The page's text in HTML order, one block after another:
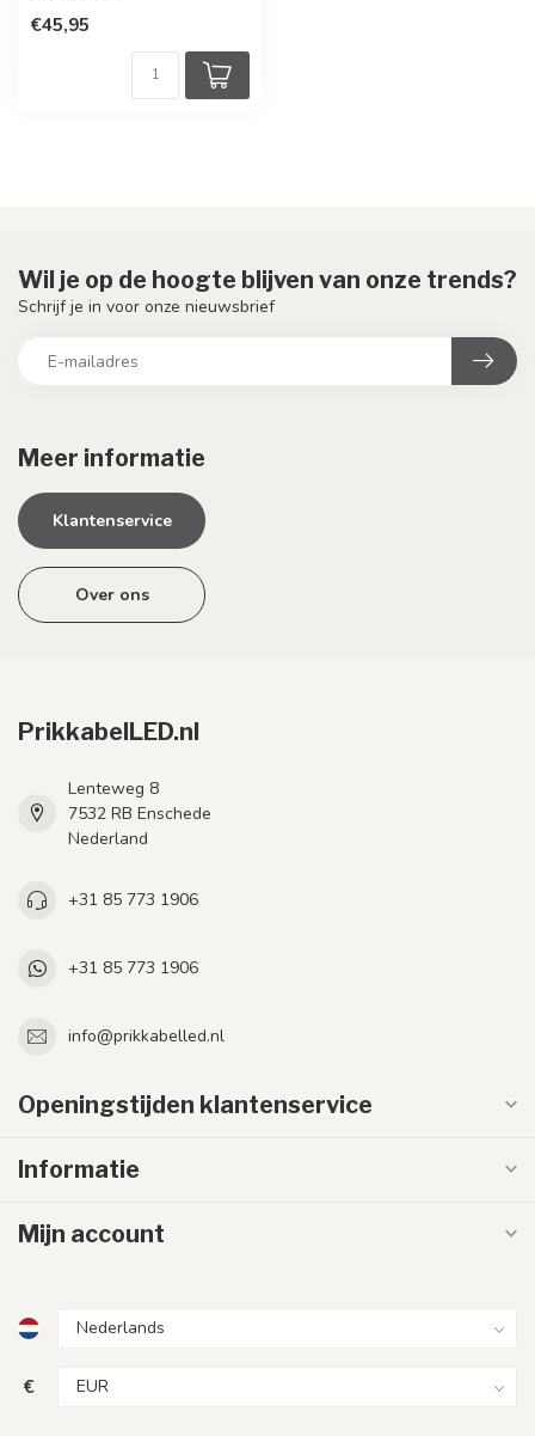
€45,95
Meer informatie
Klantenservice
Over ons
Wil je op de hoogte blijven van onze trends?
Schrijf je in voor onze nieuwsbrief
PrikkabelLED.nl
Lenteweg 8
7532 RB Enschede
Nederland
+31 85 773 1906
+31 85 773 1906
info@prikkabelled.nl
Openingstijden klantenservice
Informatie
Mijn account
€